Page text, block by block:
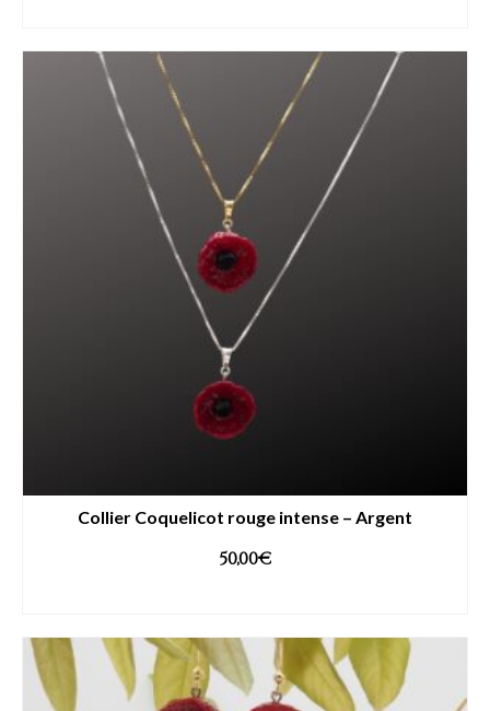
Collier Coquelicot rouge intense – Argent
50,00€